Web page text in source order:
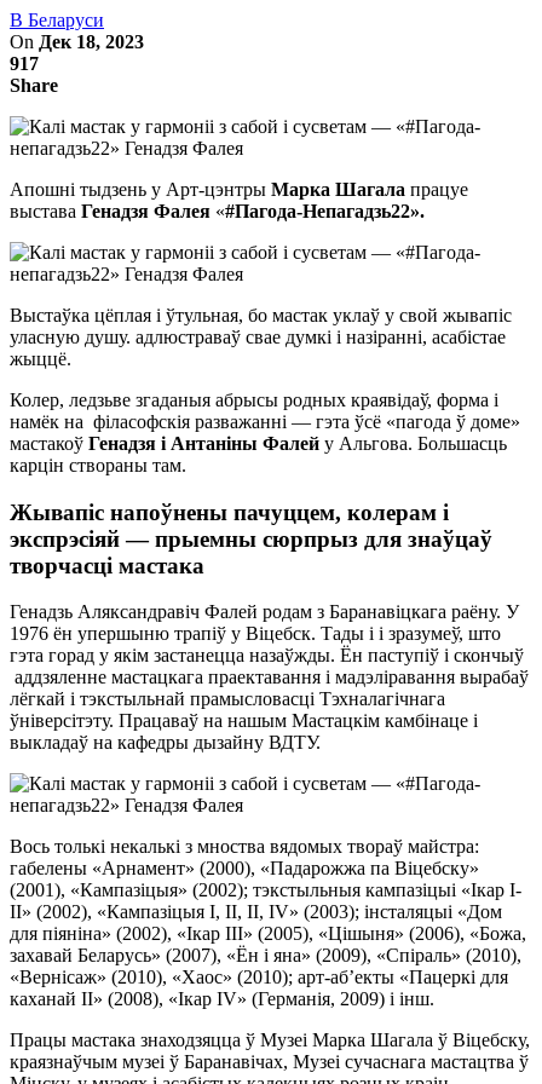
В Беларуси
On Дек 18, 2023
917
Share
Апошні тыдзень у Арт-цэнтры Марка Шагала працуе
выстава Генадзя Фалея «#Пагода-Непагадзь22».
Выстаўка цёплая і ўтульная, бо мастак уклаў у свой жывапіс
уласную душу. адлюстраваў свае думкі і назіранні, асабістае
жыццё.
Колер, ледзьве згаданыя абрысы родных краявідаў, форма і
намёк на філасофскія разважанні — гэта ўсё «пагода ў доме»
мастакоў Генадзя і Антаніны Фалей у Альгова. Большасць
карцін створаны там.
Жывапіс напоўнены пачуццем, колерам і
экспрэсіяй — прыемны сюрпрыз для знаўцаў
творчасці мастака
Генадзь Аляксандравіч Фалей родам з Баранавіцкага раёну. У
1976 ён упершыню трапіў у Віцебск. Тады і і зразумеў, што
гэта горад у якім застанецца назаўжды. Ён паступіў і скончыў
аддзяленне мастацкага праектавання і мадэліравання вырабаў
лёгкай і тэкстыльнай прамысловасці Тэхналагічнага
ўніверсітэту. Працаваў на нашым Мастацкім камбінаце і
выкладаў на кафедры дызайну ВДТУ.
Вось толькі некалькі з мноства вядомых твораў майстра:
габелены «Арнамент» (2000), «Падарожжа па Віцебску»
(2001), «Кампазіцыя» (2002); тэкстыльныя кампазіцыі «Ікар I-
II» (2002), «Кампазіцыя I, II, II, IV» (2003); інсталяцыі «Дом
для піяніна» (2002), «Ікар III» (2005), «Цішыня» (2006), «Божа,
захавай Беларусь» (2007), «Ён і яна» (2009), «Спіраль» (2010),
«Вернісаж» (2010), «Хаос» (2010); арт-аб’екты «Пацеркі для
каханай II» (2008), «Ікар IV» (Германія, 2009) і інш.
Працы мастака знаходзяцца ў Музеі Марка Шагала ў Віцебску,
краязнаўчым музеі ў Баранавічах, Музеі сучаснага мастацтва ў